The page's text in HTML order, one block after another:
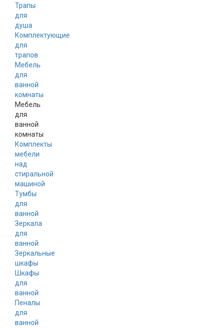
Трапы
для
душа
Комплектующие
для
трапов
Мебель
для
ванной
комнаты
Мебель
для
ванной
комнаты
Комплекты
мебели
над
стиральной
машиной
Тумбы
для
ванной
Зеркала
для
ванной
Зеркальные
шкафы
Шкафы
для
ванной
Пеналы
для
ванной